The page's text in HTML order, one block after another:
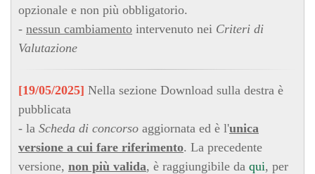
opzionale e non più obbligatorio.
- nessun cambiamento intervenuto nei Criteri di
Valutazione
[19/05/2025] Nella sezione Download sulla destra è
pubblicata
- la Scheda di concorso aggiornata ed è l'unica
versione a cui fare riferimento. La precedente
versione, non più valida, è raggiungibile da qui, per